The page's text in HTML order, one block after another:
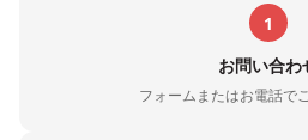
1
お問い合わ
フォームまたはお電話で